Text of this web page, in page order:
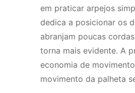
em praticar arpejos
dedica a posicionar os
abranjam poucas
torna mais evidente. A
economia de
movimento da palheta